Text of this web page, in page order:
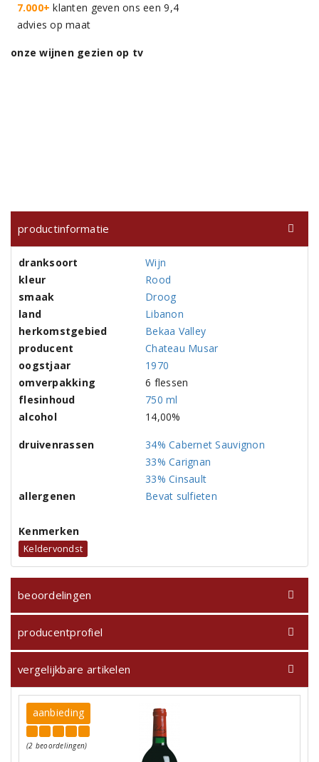
7.000+ klanten geven ons een 9,4
advies op maat
onze wijnen gezien op tv
productinformatie
dranksoort
Wijn
kleur
Rood
smaak
Droog
land
Libanon
herkomstgebied
Bekaa Valley
producent
Chateau Musar
oogstjaar
1970
omverpakking
6 flessen
flesinhoud
750 ml
alcohol
14,00%
druivenrassen
34% Cabernet Sauvignon
33% Carignan
33% Cinsault
allergenen
Bevat sulfieten
Kenmerken
Keldervondst
beoordelingen
producentprofiel
vergelijkbare artikelen
aanbieding
(2 beoordelingen)